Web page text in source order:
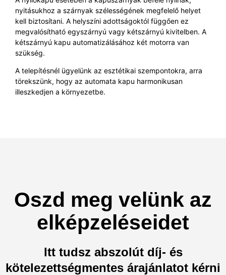
nyitásukhoz a szárnyak szélességének megfelelő helyet
kell biztosítani. A helyszíni adottságoktól függően ez
megvalósítható egyszárnyú vagy kétszárnyú kivitelben. A
kétszárnyú kapu automatizálásához két motorra van
szükség.
A telepítésnél ügyelünk az esztétikai szempontokra, arra
törekszünk, hogy az automata kapu harmonikusan
illeszkedjen a környezetbe.
Oszd meg velünk az
elképzeléseidet
Itt tudsz abszolút díj- és
kötelezettségmentes árajánlatot kérni